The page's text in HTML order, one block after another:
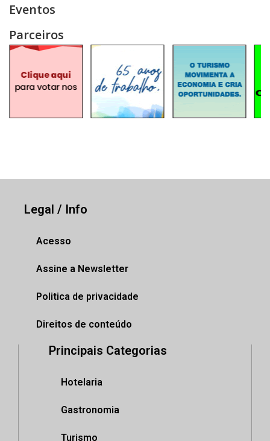
Eventos
Parceiros
Legal / Info
Acesso
Assine a Newsletter
Politica de privacidade
Direitos de conteúdo
Principais Categorias
Hotelaria
Gastronomia
Turismo